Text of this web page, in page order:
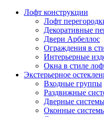
Лофт конструкции
Лофт
Декоративные
Двери Арбеллос
Ограждения в
Интерьерные
Окна в стиле
Экстерьерное
Входные группы
Раздвижные
Дверные
Оконные